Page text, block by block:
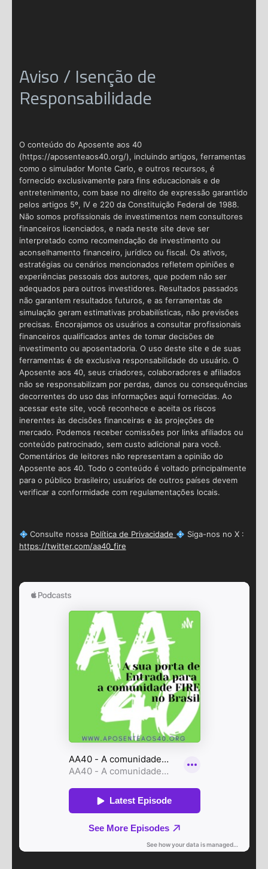
Aviso / Isenção de
Responsabilidade
O conteúdo do Aposente aos 40
(https://aposenteaos40.org/), incluindo artigos, ferramentas
como o simulador Monte Carlo, e outros recursos, é
fornecido exclusivamente para fins educacionais e de
entretenimento, com base no direito de expressão garantido
pelos artigos 5º, IV e 220 da Constituição Federal de 1988.
Não somos profissionais de investimentos nem consultores
financeiros licenciados, e nada neste site deve ser
interpretado como recomendação de investimento ou
aconselhamento financeiro, jurídico ou fiscal. Os ativos,
estratégias ou cenários mencionados refletem opiniões e
experiências pessoais dos autores, que podem não ser
adequados para outros investidores. Resultados passados
não garantem resultados futuros, e as ferramentas de
simulação geram estimativas probabilísticas, não previsões
precisas. Encorajamos os usuários a consultar profissionais
financeiros qualificados antes de tomar decisões de
investimento ou aposentadoria. O uso deste site e de suas
ferramentas é de exclusiva responsabilidade do usuário. O
Aposente aos 40, seus criadores, colaboradores e afiliados
não se responsabilizam por perdas, danos ou consequências
decorrentes do uso das informações aqui fornecidas. Ao
acessar este site, você reconhece e aceita os riscos
inerentes às decisões financeiras e às projeções de
mercado. Podemos receber comissões por links afiliados ou
conteúdo patrocinado, sem custo adicional para você.
Comentários de leitores não representam a opinião do
Aposente aos 40. Todo o conteúdo é voltado principalmente
para o público brasileiro; usuários de outros países devem
verificar a conformidade com regulamentações locais.
Consulte nossa Política de Privacidade
Siga-nos no X :
https://twitter.com/aa40_fire